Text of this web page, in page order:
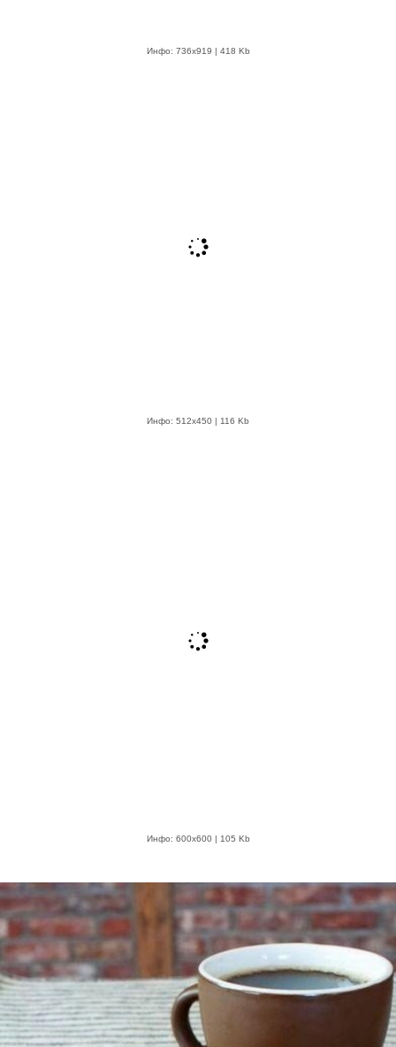
Инфо: 736х919 | 418 Kb
Инфо: 512х450 | 116 Kb
Инфо: 600х600 | 105 Kb